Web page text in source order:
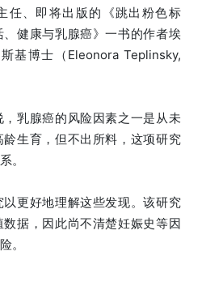
任、即将出版的《跳出粉色标
健康与乳腺癌》一书的作者埃
基博士（Eleonora Teplinsky,
乳腺癌的风险因素之一是从未
生育，但不出所料，这项研究
。
更好地理解这些发现。该研究
据，因此尚不清楚妊娠史等因
。